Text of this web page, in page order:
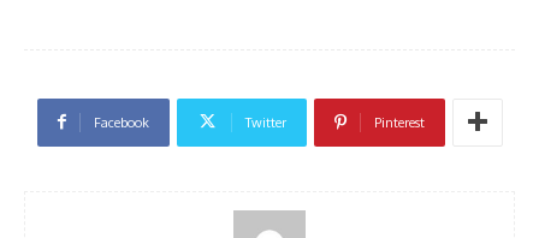
Facebook Twitter Pinterest